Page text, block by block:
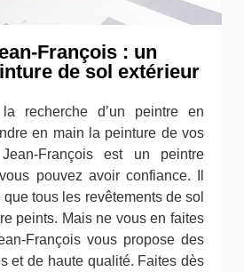
François : un
de sol extérieur
recherche d’un peintre en
en main la peinture de vos
François est un peintre
pouvez avoir confiance. Il
tous les revêtements de sol
peints. Mais ne vous en faites
François vous propose des
et de haute qualité. Faites dès